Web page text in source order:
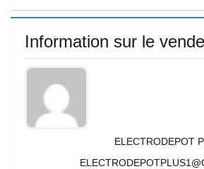
Information sur le
ELECTRODEPOT